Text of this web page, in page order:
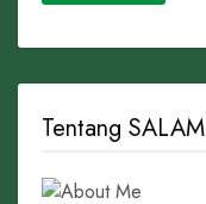
Tentang SALAM